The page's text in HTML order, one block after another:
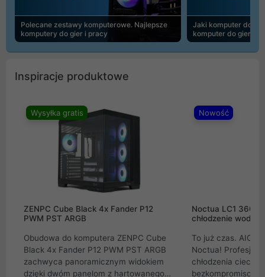
Polecane zestawy komputerowe. Najlepsze
komputery do gier i pracy
Jaki komputer do
komputer do gier |
Inspiracje produktowe
Wysyłka gratis
ZENPC Cube Black 4x Fander P12
PWM PST ARGB
Obudowa do komputera ZENPC Cube
Black 4x Fander P12 PWM PST ARGB
zachwyca panoramicznym widokiem
dzięki dwóm panelom z hartowanego
Nowość
Noctua LC1
chłodzenie wodne
To już czas. AIO
Noctua!
chłodzenia cieczą